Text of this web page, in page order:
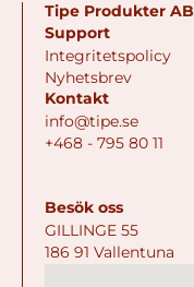
Tipe Produkter AB
Support
Integritetspolicy
Nyhetsbrev
Kontakt
info@tipe.se
+468 - 795 80 11
Besök oss
GILLINGE 55
186 91 Vallentuna